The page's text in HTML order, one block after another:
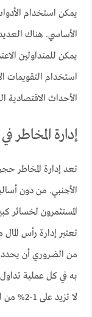
يمكن استخدام
الأساسي. هناك العديد
يمكن للمتداولين
استخدام التقويمات
الأحداث الاقتصادية
إدارة
تعد إدارة المخاطر
الأجنبي. من دون
المستثمرون لخسائر
تعتبر إدارة رأس
من الضروري أن يحدد
به في كل عملية
لا تزيد على 1-2% من الرصيد الإجمالي للحساب.